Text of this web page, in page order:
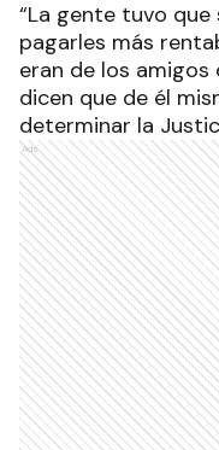
“La gente tuvo
pagarles más
eran de los amigos
dicen que de él
determinar la
Ads